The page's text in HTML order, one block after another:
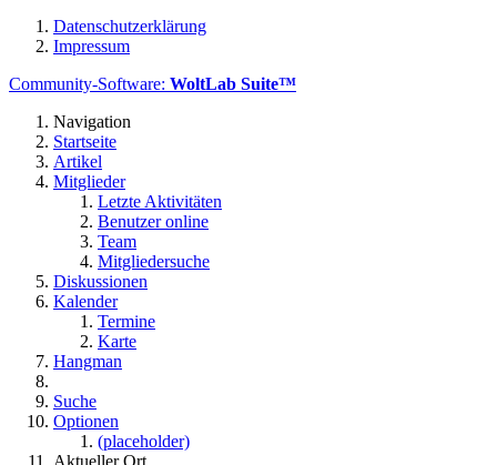
Datenschutzerklärung
Impressum
Community-Software: WoltLab Suite™
Navigation
Startseite
Artikel
Mitglieder
Letzte Aktivitäten
Benutzer online
Team
Mitgliedersuche
Diskussionen
Kalender
Termine
Karte
Hangman
Suche
Optionen
(placeholder)
Aktueller Ort